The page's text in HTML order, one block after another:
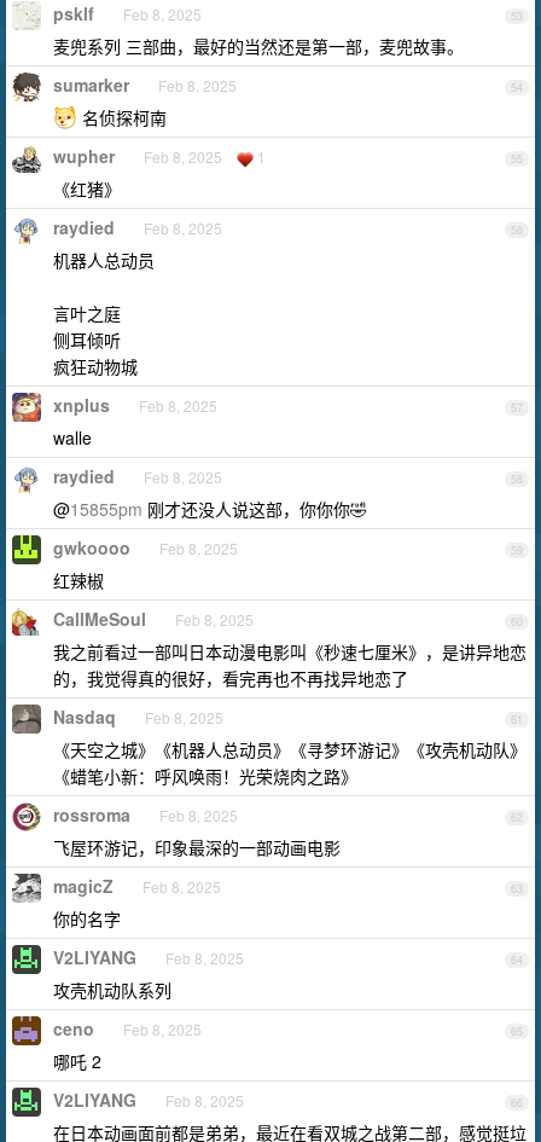
53
psklf Feb 8, 2025
麦兜系列 三部曲，最好的当然还是第一部，麦兜故事。
54
sumarker Feb 8, 2025
名侦探柯南
55
wupher Feb 8, 2025 1
《红猪》
56
raydied Feb 8, 2025
机器人总动员
言叶之庭
侧耳倾听
疯狂动物城
57
xnplus Feb 8, 2025
walle
58
raydied Feb 8, 2025
@15855pm 刚才还没人说这部，你你你🤣
59
gwkoooo Feb 8, 2025
红辣椒
60
CallMeSoul Feb 8, 2025
我之前看过一部叫日本动漫电影叫《秒速七厘米》，是讲异地恋
的，我觉得真的很好，看完再也不再找异地恋了
61
Nasdaq Feb 8, 2025
《天空之城》《机器人总动员》《寻梦环游记》《攻壳机动队》
《蜡笔小新：呼风唤雨！光荣烧肉之路》
62
rossroma Feb 8, 2025
飞屋环游记，印象最深的一部动画电影
63
magicZ Feb 8, 2025
你的名字
64
V2LIYANG Feb 8, 2025
攻壳机动队系列
65
ceno Feb 8, 2025
哪吒 2
66
V2LIYANG Feb 8, 2025
在日本动画面前都是弟弟，最近在看双城之战第二部，感觉挺垃